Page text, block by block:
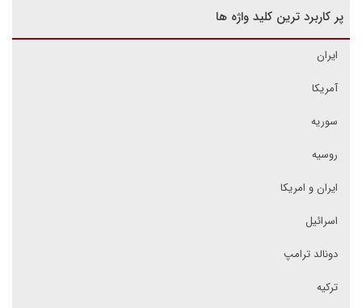
پر کاربرد ترین کلید واژه ها
ایران
آمریکا
سوریه
روسیه
ایران و امریکا
اسرائیل
دونالد ترامپ
ترکیه